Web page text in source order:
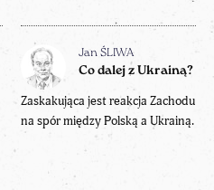
Jan ŚLIWA
Co dalej z Ukrainą?
Zaskakująca jest reakcja Zachodu
na spór między Polską a Ukrainą.